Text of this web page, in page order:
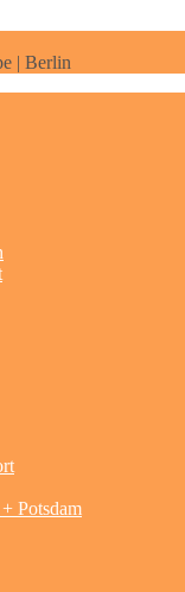
| Berlin
Potsdam